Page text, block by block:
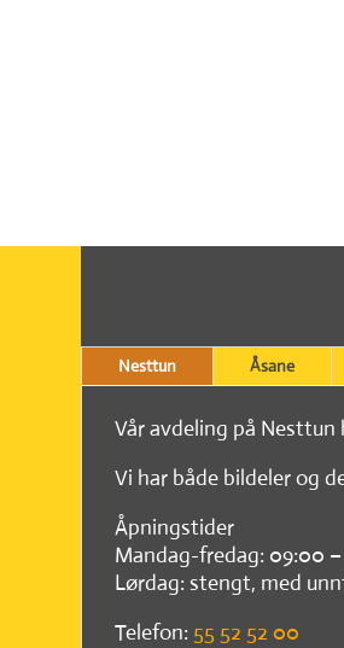
Nesttun Åsane
Vår avdeling på
Vi har både bildeler og
Åpningstider
Mandag-fredag: 09:00 –
Lørdag: stengt, med
Telefon: 55 52 52 00